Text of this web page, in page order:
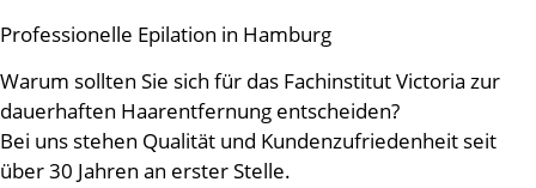
Professionelle Epilation in Hamburg
Warum sollten Sie sich für das Fachinstitut Victoria zur
dauerhaften Haarentfernung entscheiden?
Bei uns stehen Qualität und Kundenzufriedenheit seit
über 30 Jahren an erster Stelle.